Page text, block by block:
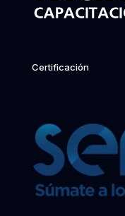
Certificación